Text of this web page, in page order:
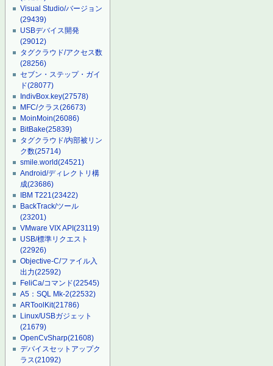
Visual Studio/バージョン
(29439)
USBデバイス開発
(29012)
タグクラウド/アクセス数
(28256)
セブン・ステップ・ガイ
ド(28077)
IndivBox.key(27578)
MFC/クラス(26673)
MoinMoin(26086)
BitBake(25839)
タグクラウド/内部被リン
ク数(25714)
smile.world(24521)
Android/ディレクトリ構
成(23686)
IBM T221(23422)
BackTrack/ツール
(23201)
VMware VIX API(23119)
USB/標準リクエスト
(22926)
Objective-C/ファイル入
出力(22592)
FeliCa/コマンド(22545)
A5：SQL Mk-2(22532)
ARToolKit(21786)
Linux/USBガジェット
(21679)
OpenCvSharp(21608)
デバイスセットアップク
ラス(21092)